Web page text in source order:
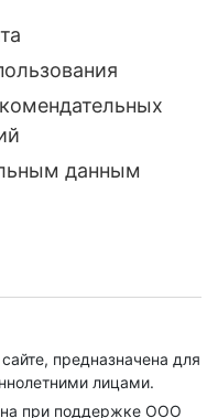
данным
предназначена для
лицами.
при поддержке ООО